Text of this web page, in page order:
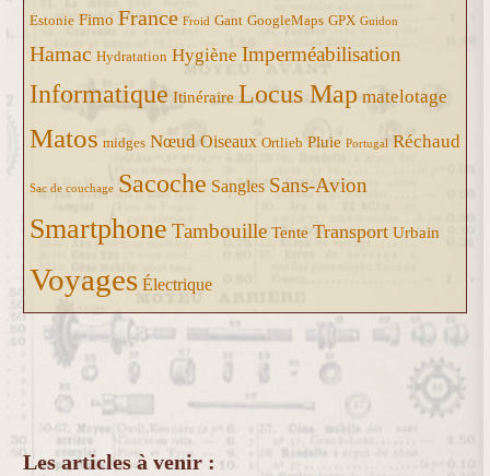
Estonie Fimo France Froid Gant GoogleMaps GPX Guidon
Hamac Hydratation Hygiène Imperméabilisation
Informatique Itinéraire Locus Map matelotage
Matos midges Nœud Oiseaux Ortlieb Pluie Portugal Réchaud
Sac de couchage Sacoche Sangles Sans-Avion
Smartphone Tambouille Tente Transport Urbain
Voyages Électrique
Les articles à venir :